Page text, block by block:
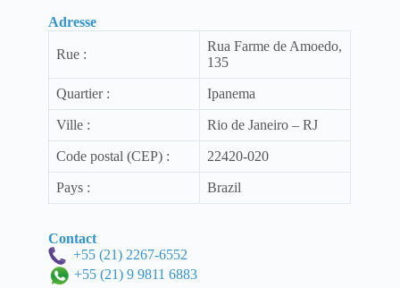
Adresse
Rue :
Rua Farme de Amoedo,
135
Quartier : Ipanema
Ville : Rio de Janeiro – RJ
Code postal (CEP) : 22420-020
Pays : Brazil
Contact
+55 (21) 2267-6552
+55 (21) 9 9811 6883